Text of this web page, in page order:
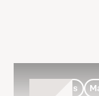
Thoughts